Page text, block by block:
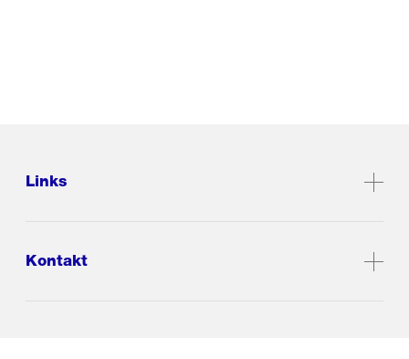
Links
Kontakt